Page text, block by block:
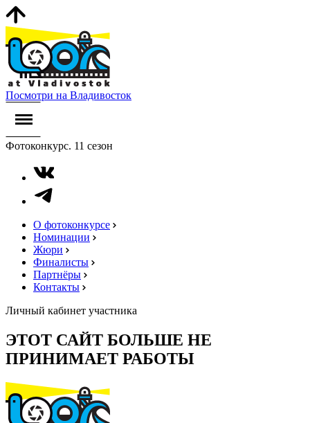
Посмотри на Владивосток
Фотоконкурс. 11 сезон
О фотоконкурсе
Номинации
Жюри
Финалисты
Партнёры
Контакты
Личный кабинет участника
ЭТОТ САЙТ БОЛЬШЕ НЕ
ПРИНИМАЕТ РАБОТЫ